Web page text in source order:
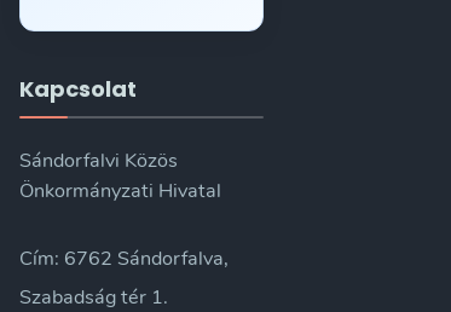
Kapcsolat
Sándorfalvi Közös
Önkormányzati Hivatal
Cím: 6762 Sándorfalva,
Szabadság tér 1.